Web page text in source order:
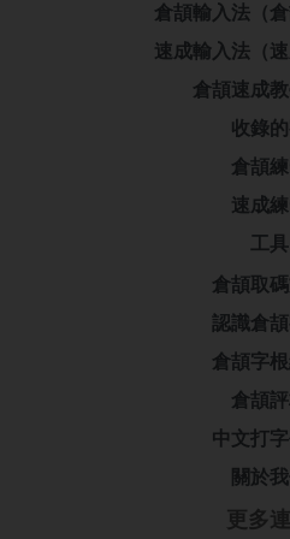
倉頡輸入法（倉
速成輸入法（速
倉頡速成
收錄
倉頡
速成
工具
倉頡取
認識倉
倉頡字
倉頡
中文打
關於
更多